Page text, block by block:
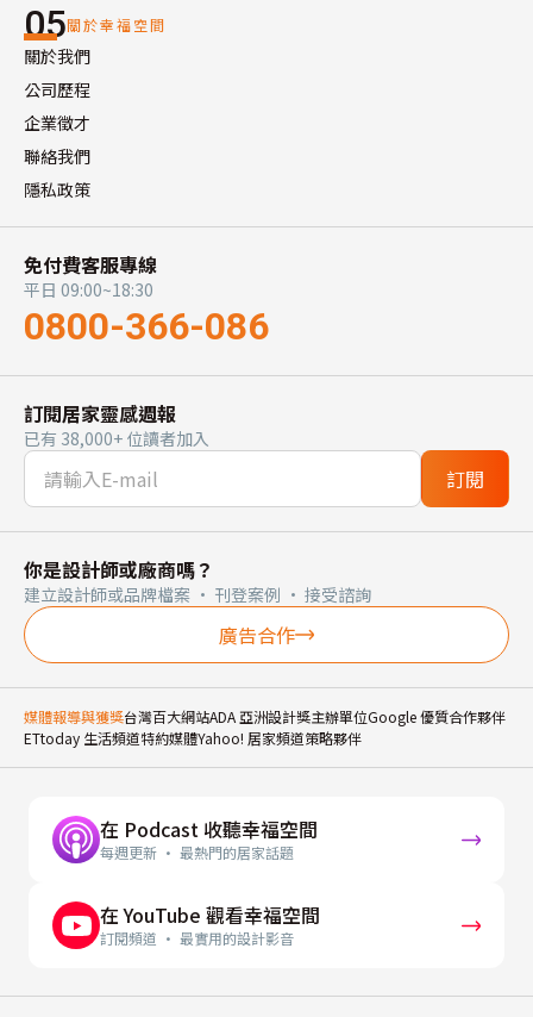
05關於幸福空間
關於我們
公司歷程
企業徵才
聯絡我們
隱私政策
免付費客服專線
平日 09:00~18:30
0800-366-086
訂閱居家靈感週報
已有 38,000+ 位讀者加入
訂閱
你是設計師或廠商嗎？
建立設計師或品牌檔案 · 刊登案例 · 接受諮詢
廣告合作
媒體報導與獲獎台灣百大網站ADA 亞洲設計獎主辦單位Google 優質合作夥伴
ETtoday 生活頻道特約媒體Yahoo! 居家頻道策略夥伴
在 Podcast 收聽幸福空間
每週更新 · 最熱門的居家話題
在 YouTube 觀看幸福空間
訂閱頻道 · 最實用的設計影音